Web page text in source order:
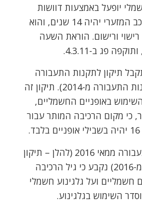
יופעל באמצעות דוושות
האופניים; גיל הרוכב המזערי יהיה 14 שנים, והוא
ורישום. הוראת השעה
2014 התקבל תיקון לתקנות התעבורה
(להלן – תיקון תקנות התעבורה מ-2014). תיקון זה
באופניים החשמליים,
כי מקום הרכיבה המותר עבור
בתיקון תקנות התעבורה ממאי 2016 (להלן – תיקון
תקנות התעבורה מ-2016) נקבע כי גיל הרכיבה
חשמליים ועל גלגינוע חשמלי